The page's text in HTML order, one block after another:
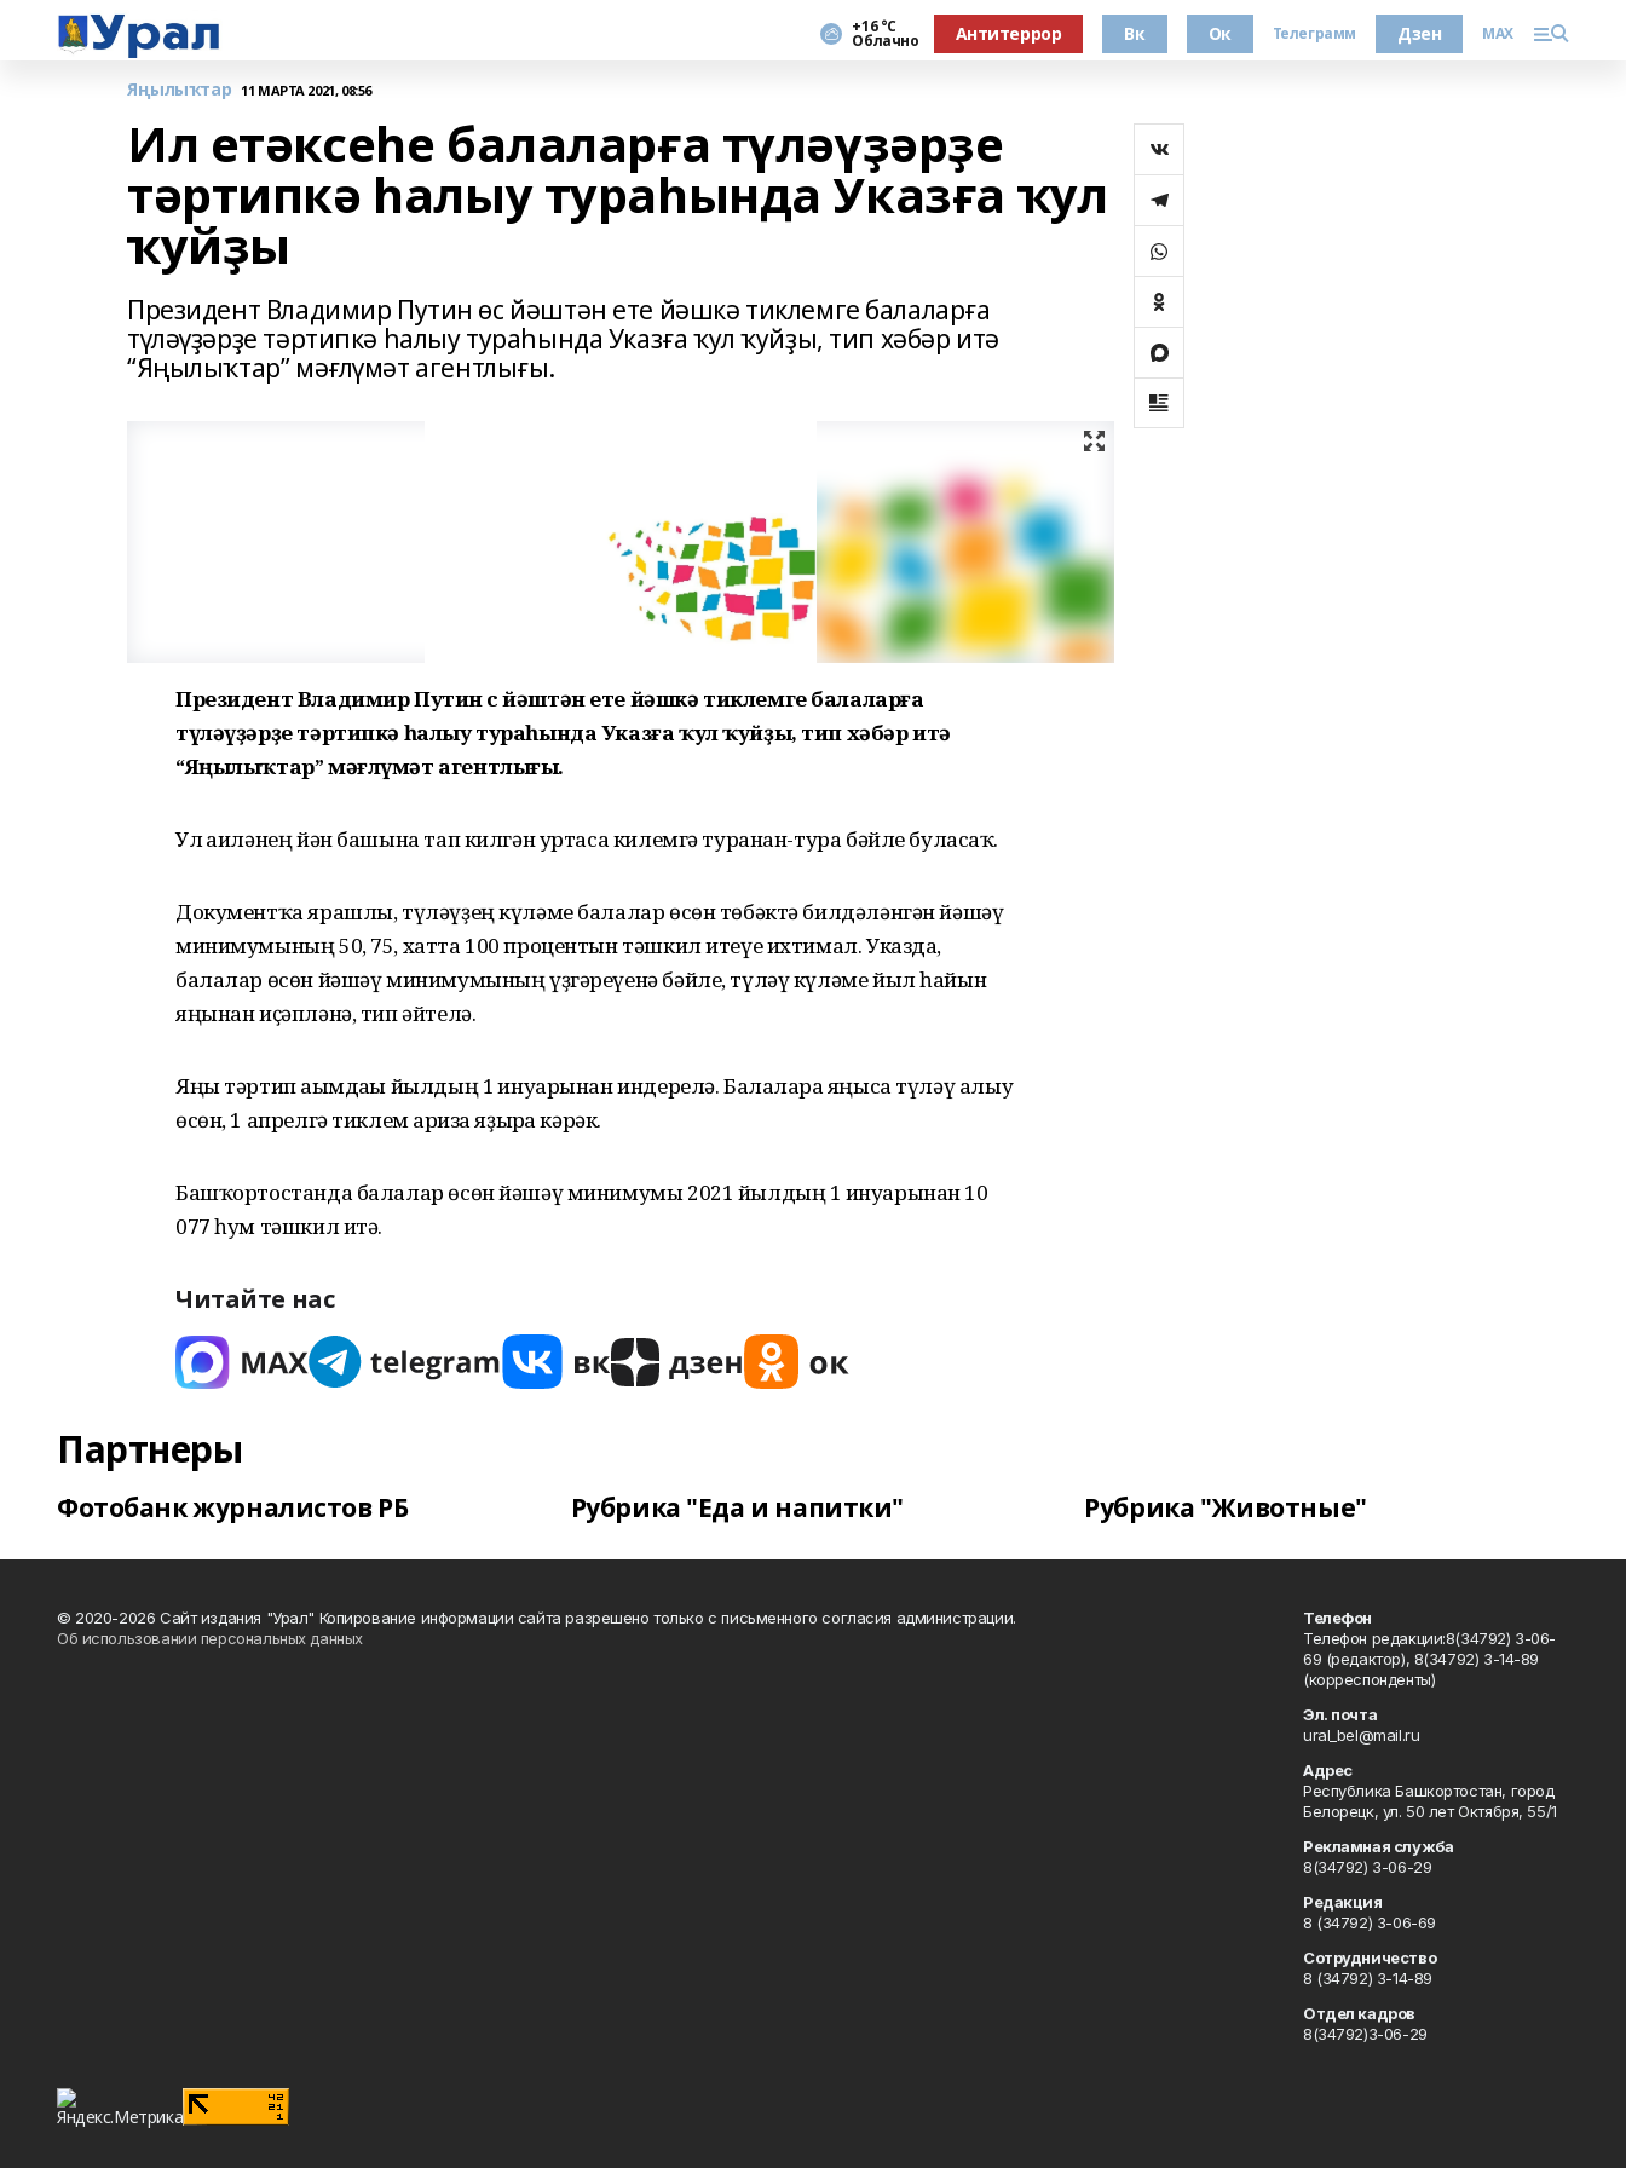
+16 °С
Облачно Антитеррор Вк Ок Телеграмм Дзен MAX
Яңылыҡтар 11 МАРТА 2021, 08:56
Ил етәксеһе балаларға түләүҙәрҙе
тәртипкә һалыу тураһында Указға ҡул
ҡуйҙы
Президент Владимир Путин өс йәштән ете йәшкә тиклемге балаларға
түләүҙәрҙе тәртипкә һалыу тураһында Указға ҡул ҡуйҙы, тип хәбәр итә
“Яңылыҡтар” мәғлүмәт агентлығы.
Президент Владимир Путин өс йәштән ете йәшкә тиклемге балаларға
түләүҙәрҙе тәртипкә һалыу тураһында Указға ҡул ҡуйҙы, тип хәбәр итә
“Яңылыҡтар” мәғлүмәт агентлығы.
Ул ғаиләнең йән башына тап килгән уртаса килемгә туранан-тура бәйле буласаҡ.
Документҡа ярашлы, түләүҙең күләме балалар өсөн төбәктә билдәләнгән йәшәү
минимумының 50, 75, хатта 100 процентын тәшкил итеүе ихтимал. Указда,
балалар өсөн йәшәү минимумының үҙгәреүенә бәйле, түләү күләме йыл һайын
яңынан иҫәпләнә, тип әйтелә.
Яңы тәртип ағымдағы йылдың 1 ғинуарынан индерелә. Балаларға яңыса түләү алыу
өсөн, 1 апрелгә тиклем ғариза яҙырға кәрәк.
Башҡортостанда балалар өсөн йәшәү минимумы 2021 йылдың 1 ғинуарынан 10
077 һум тәшкил итә.
Читайте нас
Партнеры
Фотобанк журналистов РБ Рубрика "Еда и напитки" Рубрика "Животные"
© 2020-2026 Сайт издания "Урал" Копирование информации сайта разрешено только с письменного согласия администрации.
Об использовании персональных данных
Телефон
Телефон редакции:8(34792) 3-06-
69 (редактор), 8(34792) 3-14-89
(корреспонденты)
Эл. почта
ural_bel@mail.ru
Адрес
Республика Башкортостан, город
Белорецк, ул. 50 лет Октября, 55/1
Рекламная служба
8(34792) 3-06-29
Редакция
8 (34792) 3-06-69
Сотрудничество
8 (34792) 3-14-89
Отдел кадров
8(34792)3-06-29